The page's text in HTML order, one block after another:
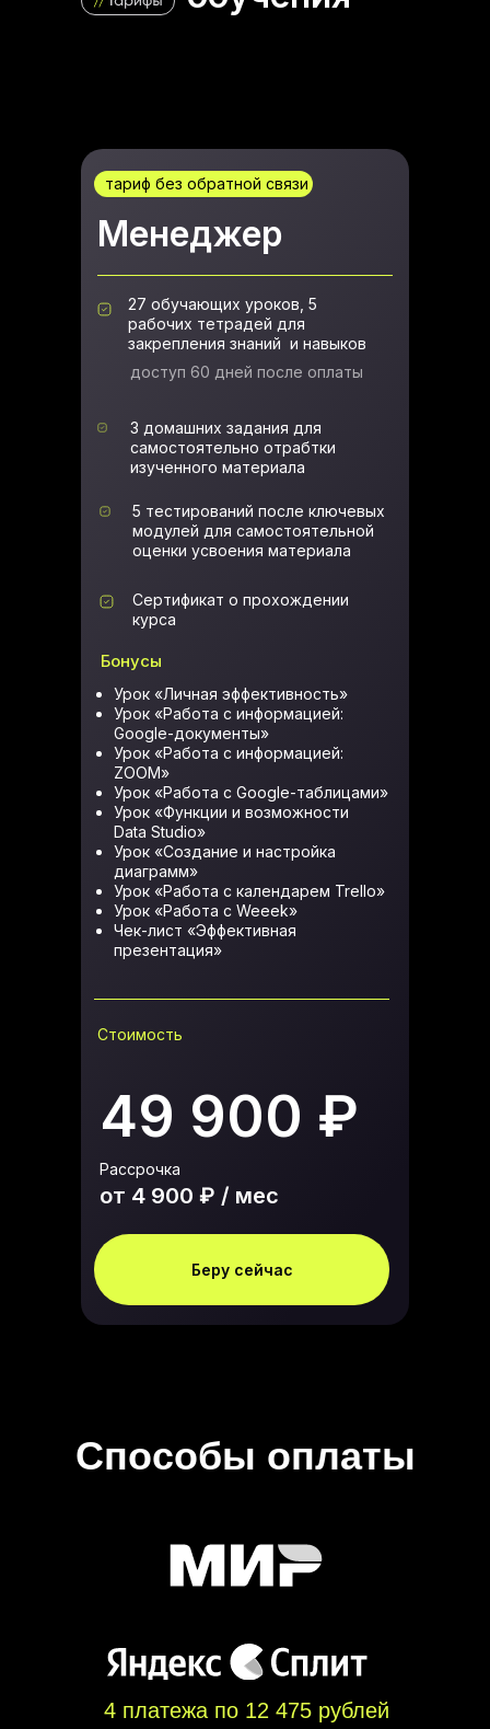
Менеджер
Беру сейчас
от 4 900 ₽ / мес
Рассрочка
49 900 ₽
Стоимость
Урок «Личная эффективность»
Урок «Работа с информацией:
Google-документы»
Урок «Работа с информацией:
ZOOM»
Урок «Работа с Google-таблицами»
Урок «Функции и возможности
Data Studio»
Урок «Создание и настройка
диаграмм»
Урок «Работа с календарем Trello»
Урок «Работа с Weeek»
Чек-лист «Эффективная
презентация»
Сертификат о прохождении
курса
5 тестирований после ключевых
модулей для самостоятельной
оценки усвоения материала
3 домашних задания для
самостоятельно отрабтки
изученного материала
доступ 60 дней после оплаты
27 обучающих уроков, 5
рабочих тетрадей для
закрепления знаний и навыков
тариф без обратной связи
Бонусы